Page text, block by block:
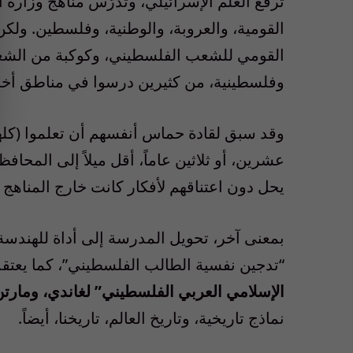
القومية، والعروبة، والوطنية، وفلسطين.
القومي للشعب الفلسطيني، وكوكبة من
وفلسطينية، من كثيرين درسوا في مناطق
وقد سبق لقادة حماس أنفسهم أن تعلموا
عشرين، أو ثلاثين عاماً، أقل ميلاً إلى
يحل دون اعتناقهم لأفكار كانت خارج
بمعنى آخر، تحويل المدرسة إلى أداة
“تدجين نفسية الطالب الفلسطيني”، كما
الإسلامي العربي الفلسطيني” لغاندي،
نماذج تاريخية، وتاريخ العالم، تاريخنا، أيضاً.